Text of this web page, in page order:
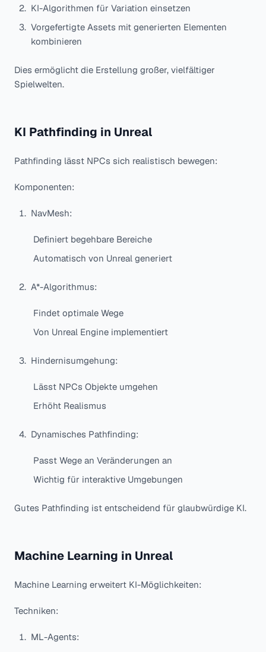
KI-Algorithmen für Variation einsetzen
Vorgefertigte Assets mit generierten Elementen
kombinieren
Dies ermöglicht die Erstellung großer, vielfältiger
Spielwelten.
KI Pathfinding in Unreal
Pathfinding lässt NPCs sich realistisch bewegen:
Komponenten:
NavMesh:
Definiert begehbare Bereiche
Automatisch von Unreal generiert
A*-Algorithmus:
Findet optimale Wege
Von Unreal Engine implementiert
Hindernisumgehung:
Lässt NPCs Objekte umgehen
Erhöht Realismus
Dynamisches Pathfinding:
Passt Wege an Veränderungen an
Wichtig für interaktive Umgebungen
Gutes Pathfinding ist entscheidend für glaubwürdige KI.
Machine Learning in Unreal
Machine Learning erweitert KI-Möglichkeiten:
Techniken:
ML-Agents: